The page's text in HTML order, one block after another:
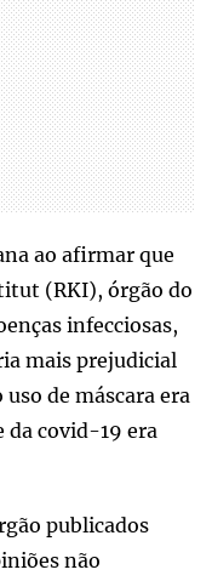
ao afirmar que
(RKI), órgão do
infecciosas,
mais prejudicial
de máscara era
da covid-19 era
publicados
não